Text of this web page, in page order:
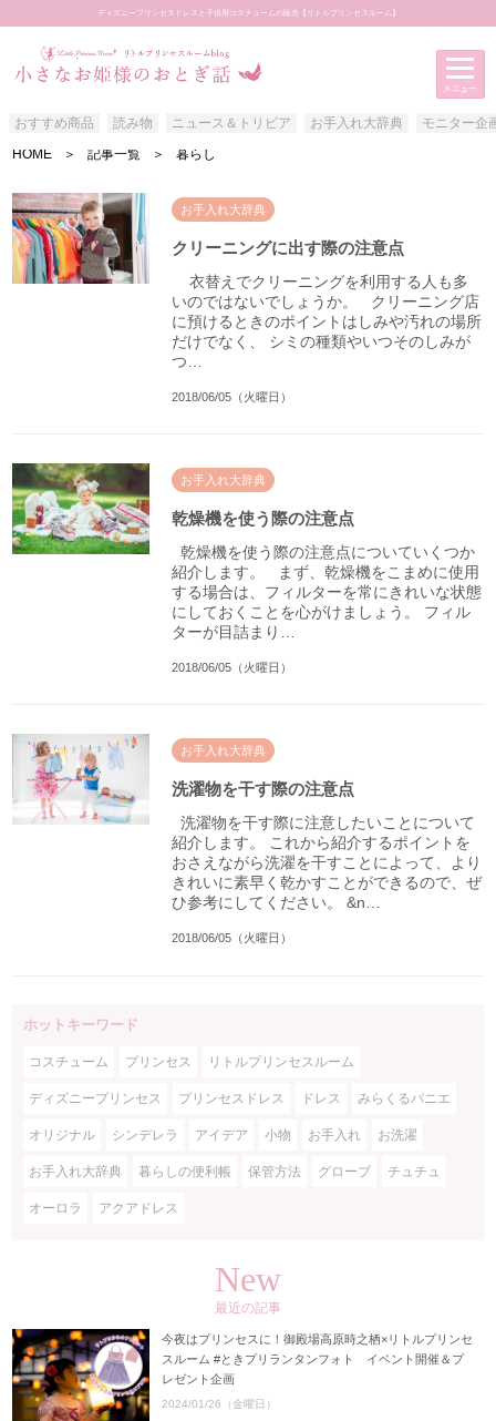
ディズニープリンセスドレスと子供用コスチュームの販売【リトルプリンセスルーム】
おすすめ商品 読み物 ニュース＆トリビア お手入れ大辞典 モニター企
HOME ＞ 記事一覧 ＞ 暮らし
お手入れ大辞典
クリーニングに出す際の注意点
衣替えでクリーニングを利用する人も多
いのではないでしょうか。 クリーニング店
に預けるときのポイントはしみや汚れの場所
だけでなく、 シミの種類やいつそのしみが
つ…
2018/06/05（火曜日）
お手入れ大辞典
乾燥機を使う際の注意点
乾燥機を使う際の注意点についていくつか
紹介します。 まず、乾燥機をこまめに使用
する場合は、フィルターを常にきれいな状態
にしておくことを心がけましょう。 フィル
ターが目詰まり…
2018/06/05（火曜日）
お手入れ大辞典
洗濯物を干す際の注意点
洗濯物を干す際に注意したいことについて
紹介します。 これから紹介するポイントを
おさえながら洗濯を干すことによって、より
きれいに素早く乾かすことができるので、ぜ
ひ参考にしてください。 &n…
2018/06/05（火曜日）
ホットキーワード
コスチューム プリンセス リトルプリンセスルーム
ディズニープリンセス プリンセスドレス ドレス みらくるパニエ
オリジナル シンデレラ アイデア 小物 お手入れ お洗濯
お手入れ大辞典 暮らしの便利帳 保管方法 グローブ チュチュ
オーロラ アクアドレス
New
最近の記事
今夜はプリンセスに！御殿場高原時之栖×リトルプリンセ
スルーム #ときプリランタンフォト イベント開催＆プ
レゼント企画
2024/01/26（金曜日）
おすすめ商品
読み物
ニュース＆トリビア
お手入れ大辞典
モニター企画